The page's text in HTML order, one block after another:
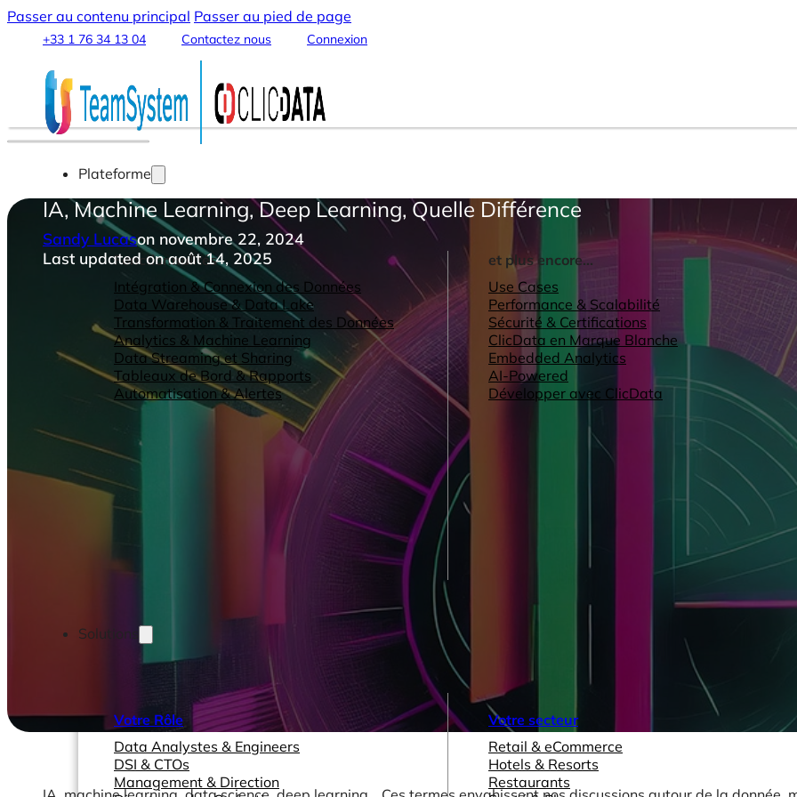
Passer au contenu principal Passer au pied de page
+33 1 76 34 13 04 Contactez nous Connexion
Plateforme
Fonctionnalités
Intégration & Connexion des Données
Data Warehouse & Data Lake
Transformation & Traitement des Données
Analytics & Machine Learning
Data Streaming et Sharing
Tableaux de Bord & Rapports
Automatisation & Alertes
et plus encore...
Use Cases
Performance & Scalabilité
Sécurité & Certifications
ClicData en Marque Blanche
Embedded Analytics
AI-Powered
Développer avec ClicData
Solutions
Votre Rôle
Data Analystes & Engineers
DSI & CTOs
Management & Direction
Votre secteur
Retail & eCommerce
Hotels & Resorts
Restaurants
IA, Machine Learning, Deep Learning, Quelle Différence
Sandy Lucason novembre 22, 2024
Last updated on août 14, 2025